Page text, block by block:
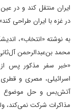
ایران منتقل کند و در
در غزه با ایران طراحی
به نوشته «انتخاب»،
محمد بن‌عبدالرحمن
«خبر سفر مذکور پس از
آتش‌بس و حل موضوع
مذاکرات شرکت نمی‌کند،